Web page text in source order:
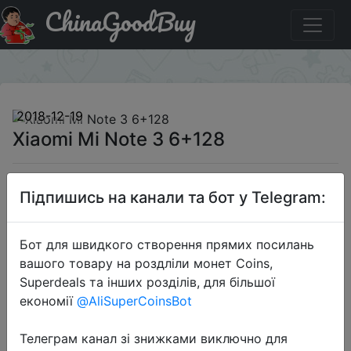
Купити по знижці GBMP8UP Xiaomi Mi Note 3 6+128
ChinaGoodBuy
2018-12-19
Xiaomi Mi Note 3 6+128
$219.99
Промокод: "GBMP8UP"
Перейти до магазину
Підпишись на канали та бот у Telegram:
Бот для швидкого створення прямих посилань
вашого товару на роздліли монет Coins,
Superdeals та інших розділів, для більшої
економії @AliSuperCoinsBot
Телеграм канал зі знижками виключно для